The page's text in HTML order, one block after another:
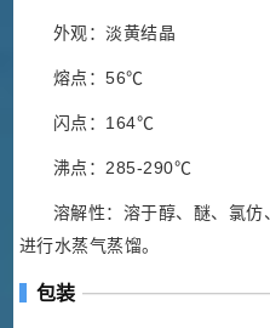
外观：淡黄结晶
熔点：56℃
闪点：164℃
沸点：285-290℃
溶解性：溶于醇、醚、氯
进行水蒸气蒸馏。
包装